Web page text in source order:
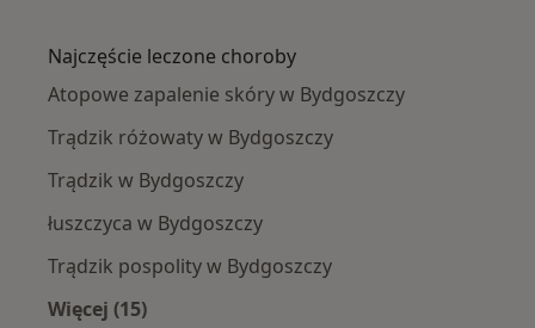
Najczęście leczone choroby
Atopowe zapalenie skóry w Bydgoszczy
Trądzik różowaty w Bydgoszczy
Trądzik w Bydgoszczy
łuszczyca w Bydgoszczy
Trądzik pospolity w Bydgoszczy
Więcej (15)